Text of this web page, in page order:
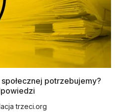
potrzebujemy?
trzeci.org